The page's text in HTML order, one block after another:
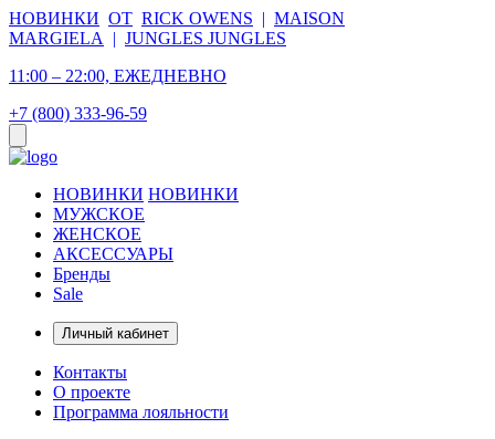
НОВИНКИ ОТ RICK OWENS | MAISON
MARGIELA
| JUNGLES JUNGLES
11:00 – 22:00, ЕЖЕДНЕВНО
+7 (800) 333-96-59
НОВИНКИ НОВИНКИ
МУЖСКОЕ
ЖЕНСКОЕ
АКСЕССУАРЫ
Бренды
Sale
Личный кабинет
Контакты
О проекте
Программа лояльности